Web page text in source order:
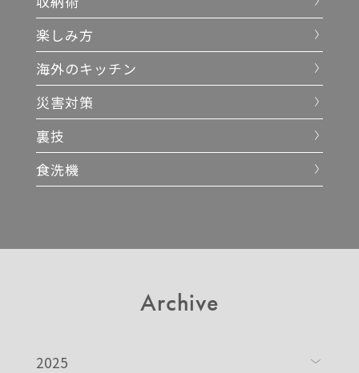
楽しみ方
海外のキッチン
災害対策
裏技
食洗機
Archive
2025